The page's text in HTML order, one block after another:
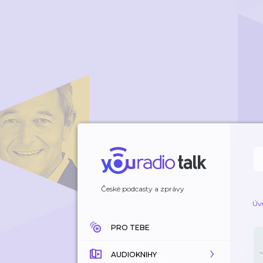
České podcasty a zprávy
PRO TEBE
AUDIOKNIHY